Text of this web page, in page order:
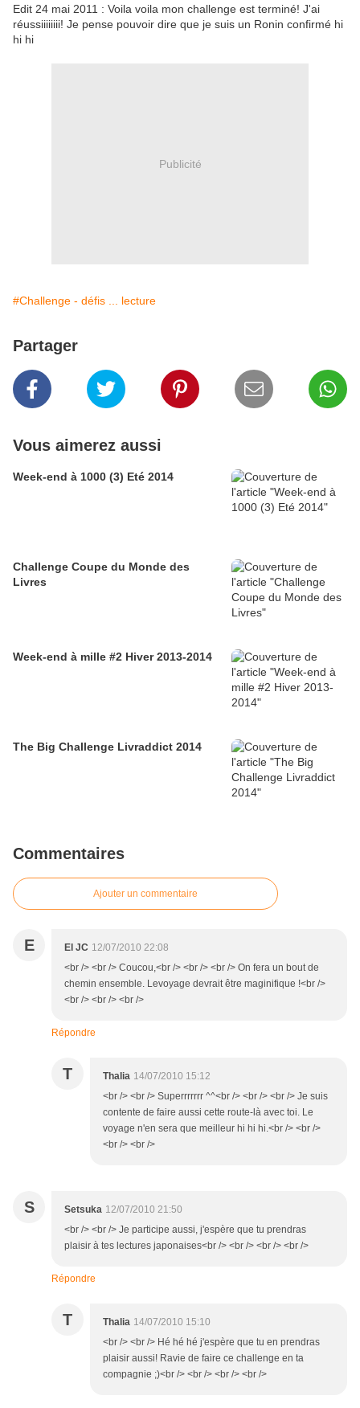
Edit 24 mai 2011 : Voila voila mon challenge est terminé! J'ai
réussiiiiiiii! Je pense pouvoir dire que je suis un Ronin confirmé hi
hi hi
Publicité
#Challenge - défis ... lecture
Partager
Vous aimerez aussi
Week-end à 1000 (3) Eté 2014
Challenge Coupe du Monde des
Livres
Week-end à mille #2 Hiver 2013-2014
The Big Challenge Livraddict 2014
Commentaires
Ajouter un commentaire
E El JC 12/07/2010 22:08
<br /> <br /> Coucou,<br /> <br /> <br /> On fera un bout de
chemin ensemble. Levoyage devrait être maginifique !<br />
<br /> <br /> <br />
Répondre
T Thalia 14/07/2010 15:12
<br /> <br /> Superrrrrrr ^^<br /> <br /> <br /> Je suis
contente de faire aussi cette route-là avec toi. Le
voyage n'en sera que meilleur hi hi hi.<br /> <br />
<br /> <br />
S Setsuka 12/07/2010 21:50
<br /> <br /> Je participe aussi, j'espère que tu prendras
plaisir à tes lectures japonaises<br /> <br /> <br /> <br />
Répondre
T Thalia 14/07/2010 15:10
<br /> <br /> Hé hé hé j'espère que tu en prendras
plaisir aussi! Ravie de faire ce challenge en ta
compagnie ;)<br /> <br /> <br /> <br />